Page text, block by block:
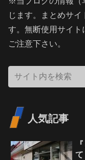
じます。まとめサ
す。無断使用サイト
ご注意下さい。
人気記事
て